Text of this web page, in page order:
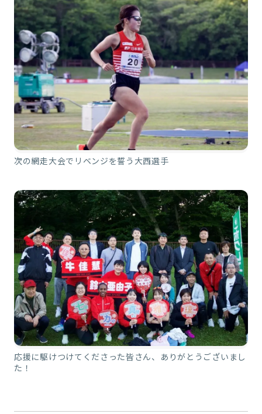
次の網走大会でリベンジを誓う大西選手
応援に駆けつけてくださった皆さん、ありがとうございまし
た！